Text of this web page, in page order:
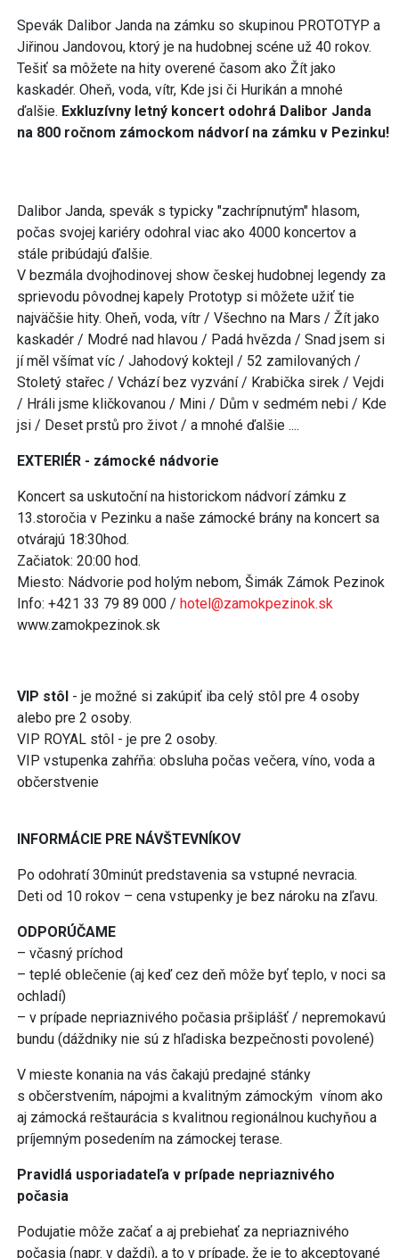
Spevák Dalibor Janda na zámku so skupinou PROTOTYP a
Jiřinou Jandovou, ktorý je na hudobnej scéne už 40 rokov.
Tešiť sa môžete na hity overené časom ako Žít jako
kaskadér. Oheň, voda, vítr, Kde jsi či Hurikán a mnohé
ďalšie. Exkluzívny letný koncert odohrá Dalibor Janda
na 800 ročnom zámockom nádvorí na zámku v Pezinku!
Dalibor Janda, spevák s typicky "zachrípnutým" hlasom,
počas svojej kariéry odohral viac ako 4000 koncertov a
stále pribúdajú ďalšie.
V bezmála dvojhodinovej show českej hudobnej legendy za
sprievodu pôvodnej kapely Prototyp si môžete užiť tie
najväčšie hity. Oheň, voda, vítr / Všechno na Mars / Žít jako
kaskadér / Modré nad hlavou / Padá hvězda / Snad jsem si
jí měl všímat víc / Jahodový koktejl / 52 zamilovaných /
Stoletý stařec / Vchází bez vyzvání / Krabička sirek / Vejdi
/ Hráli jsme kličkovanou / Mini / Dům v sedmém nebi / Kde
jsi / Deset prstů pro život / a mnohé ďalšie ....
EXTERIÉR - zámocké nádvorie
Koncert sa uskutoční na historickom nádvorí zámku z
13.storočia v Pezinku a naše zámocké brány na koncert sa
otvárajú 18:30hod.
Začiatok: 20:00 hod.
Miesto: Nádvorie pod holým nebom, Šimák Zámok Pezinok
Info: +421 33 79 89 000 / hotel@zamokpezinok.sk
www.zamokpezinok.sk
VIP stôl - je možné si zakúpiť iba celý stôl pre 4 osoby
alebo pre 2 osoby.
VIP ROYAL stôl - je pre 2 osoby.
VIP vstupenka zahŕňa: obsluha počas večera, víno, voda a
občerstvenie
INFORMÁCIE PRE NÁVŠTEVNÍKOV
Po odohratí 30minút predstavenia sa vstupné nevracia.
Deti od 10 rokov – cena vstupenky je bez nároku na zľavu.
ODPORÚČAME
– včasný príchod
– teplé oblečenie (aj keď cez deň môže byť teplo, v noci sa
ochladí)
– v prípade nepriaznivého počasia pršiplášť / nepremokavú
bundu (dáždniky nie sú z hľadiska bezpečnosti povolené)
V mieste konania na vás čakajú predajné stánky
s občerstvením, nápojmi a kvalitným zámockým vínom ako
aj zámocká reštaurácia s kvalitnou regionálnou kuchyňou a
príjemným posedením na zámockej terase.
Pravidlá usporiadateľa v prípade nepriaznivého
počasia
Podujatie môže začať a aj prebiehať za nepriaznivého
počasia (napr. v daždi), a to v prípade, že je to akceptované